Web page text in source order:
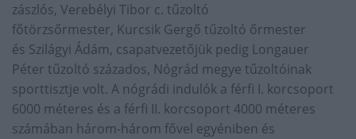
zászlós, Verebélyi Tibor c. tűzoltó
főtörzsőrmester, Kurcsik Gergő tűzoltó őrmester
és Szilágyi Ádám, csapatvezetőjük pedig Longauer
Péter tűzoltó százados, Nógrád megye tűzoltóinak
sporttisztje volt. A nógrádi indulók a férfi I. korcsoport
6000 méteres és a férfi II. korcsoport 4000 méteres
számában három-három fővel egyéniben és